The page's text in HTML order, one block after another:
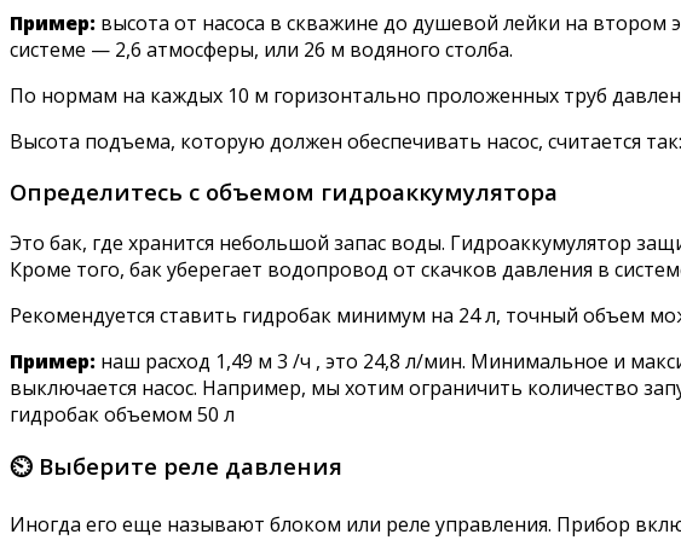
Пример: высота от насоса в скважине до душевой лейки на
системе — 2,6 атмосферы, или 26 м водяного столба.
По нормам на каждых 10 м горизонтально проложенных труб
Высота подъема, которую должен обеспечивать насос, считается
Определитесь с объемом гидроаккумулятора
Это бак, где хранится небольшой запас воды. Гидроаккумулятор
Кроме того, бак уберегает водопровод от скачков давления в
Рекомендуется ставить гидробак минимум на 24 л, точный объем
Пример: наш расход 1,49 м 3 /ч , это 24,8 л/мин. Минимальное и
выключается насос. Например, мы хотим ограничить количество
гидробак объемом 50 л
⏲ Выберите реле давления
Иногда его еще называют блоком или реле управления. Прибор